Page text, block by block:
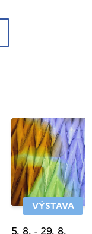
VÝSTAVA
5. 8. - 29. 8.